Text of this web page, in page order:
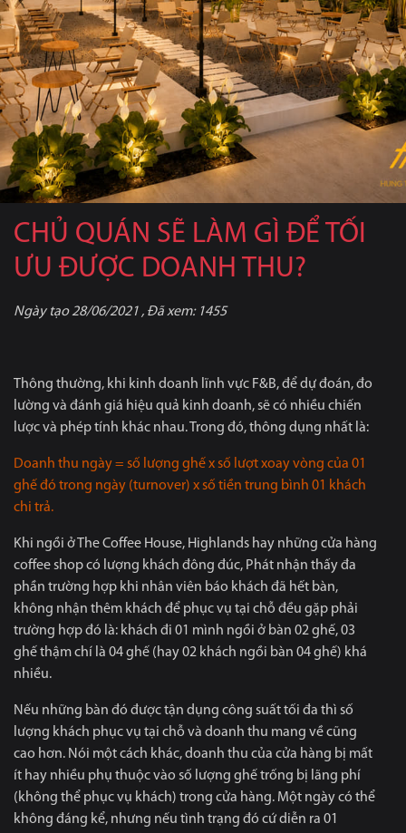
CHỦ QUÁN SẼ LÀM GÌ ĐỂ TỐI
ƯU ĐƯỢC DOANH THU?
Ngày tạo28/06/2021 , Đã xem: 1455
Thông thường, khi kinh doanh lĩnh vực F&B, để dự đoán, đo
lường và đánh giá hiệu quả kinh doanh, sẽ có nhiều chiến
lược và phép tính khác nhau. Trong đó, thông dụng nhất là:
Doanh thu ngày = số lượng ghế x số lượt xoay vòng của 01
ghế đó trong ngày (turnover) x số tiền trung bình 01 khách
chi trả.
Khi ngồi ở The Coffee House, Highlands hay những cửa hàng
coffee shop có lượng khách đông đúc, Phát nhận thấy đa
phần trường hợp khi nhân viên báo khách đã hết bàn,
không nhận thêm khách để phục vụ tại chỗ đều gặp phải
trường hợp đó là: khách đi 01 mình ngồi ở bàn 02 ghế, 03
ghế thậm chí là 04 ghế (hay 02 khách ngồi bàn 04 ghế) khá
nhiều.
Nếu những bàn đó được tận dụng công suất tối đa thì số
lượng khách phục vụ tại chỗ và doanh thu mang về cũng
cao hơn. Nói một cách khác, doanh thu của cửa hàng bị mất
ít hay nhiều phụ thuộc vào số lượng ghế trống bị lãng phí
(không thể phục vụ khách) trong cửa hàng. Một ngày có thể
không đáng kể, nhưng nếu tình trạng đó cứ diễn ra 01